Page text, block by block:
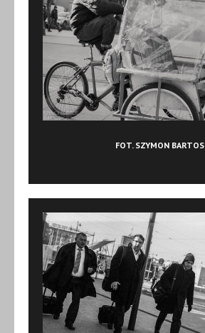
FOT. SZYMON BARTOS